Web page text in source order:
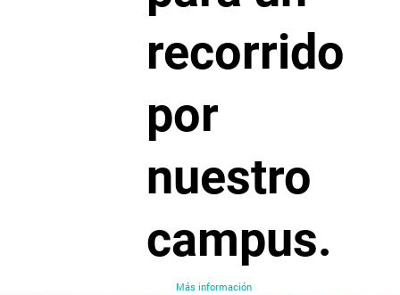
recorrido
por
nuestro
campus.
Más información